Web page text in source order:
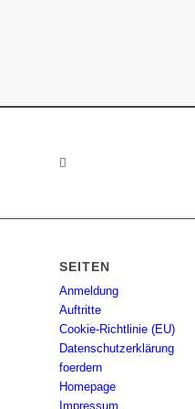
SEITEN
Anmeldung
Auftritte
Cookie-Richtlinie (EU)
Datenschutzerklärung
foerdern
Homepage
Impressum